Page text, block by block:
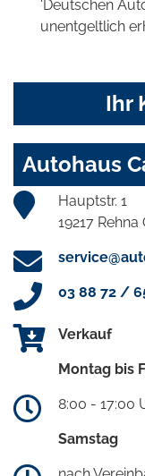
'Deutschen
unentgeltlich
Ihr
Autohaus
Hauptstr. 1
19217
03 88 72 /
Verkauf
Montag bis
8:00 - 17:00
Samstag